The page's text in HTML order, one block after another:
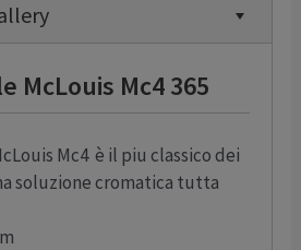
McLouis Mc4 365
Mc4 è il piu classico dei
soluzione cromatica tutta